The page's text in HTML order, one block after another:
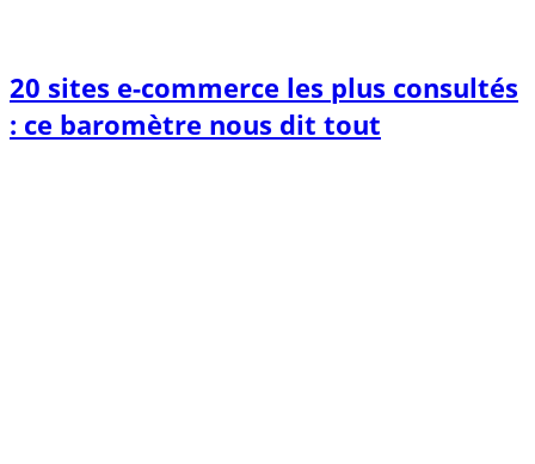
20 sites e-commerce les plus consultés
: ce baromètre nous dit tout